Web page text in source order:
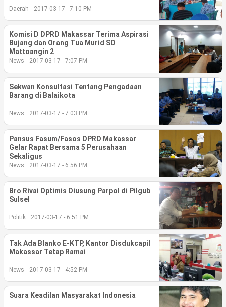
Reserved
Daerah 2017-03-17 - 7:10 PM
Komisi D DPRD Makassar Terima Aspirasi
Bujang dan Orang Tua Murid SD
Mattoangin 2
News 2017-03-17 - 7:07 PM
Sekwan Konsultasi Tentang Pengadaan
Barang di Balaikota
News 2017-03-17 - 7:03 PM
Pansus Fasum/Fasos DPRD Makassar
Gelar Rapat Bersama 5 Perusahaan
Sekaligus
News 2017-03-17 - 6:56 PM
Bro Rivai Optimis Diusung Parpol di Pilgub
Sulsel
Politik 2017-03-17 - 6:51 PM
Tak Ada Blanko E-KTP, Kantor Disdukcapil
Makassar Tetap Ramai
News 2017-03-17 - 4:52 PM
Suara Keadilan Masyarakat Indonesia